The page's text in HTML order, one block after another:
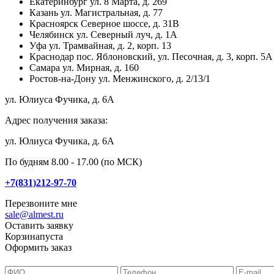
Казань ул. Магистральная, д. 77
Красноярск Северное шоссе, д. 31В
Челябинск ул. Северный луч, д. 1А
Уфа ул. Трамвайная, д. 2, корп. 13
Краснодар пос. Яблоновский, ул. Песочная, д. 3, корп. 5А
Самара ул. Мирная, д. 160
Ростов-на-Дону ул. Менжинского, д. 2/13/1
ул. Юлиуса Фучика, д. 6А
Адрес получения заказа:
ул. Юлиуса Фучика, д. 6А
По будням 8.00 - 17.00 (по МСК)
+7(831)212-97-70
Перезвоните мне
sale@almest.ru
Оставить заявку
Корзинапуста
Оформить заказ